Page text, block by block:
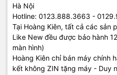
Hà Nội
Hotline: 0123.888.3663 -
Tại Hoàng Kiên, tất cả các sản
Like New đều được bảo hành
màn hình)
Hoàng Kiên chỉ bán máy chính
kết không ZIN tặng máy - Duy